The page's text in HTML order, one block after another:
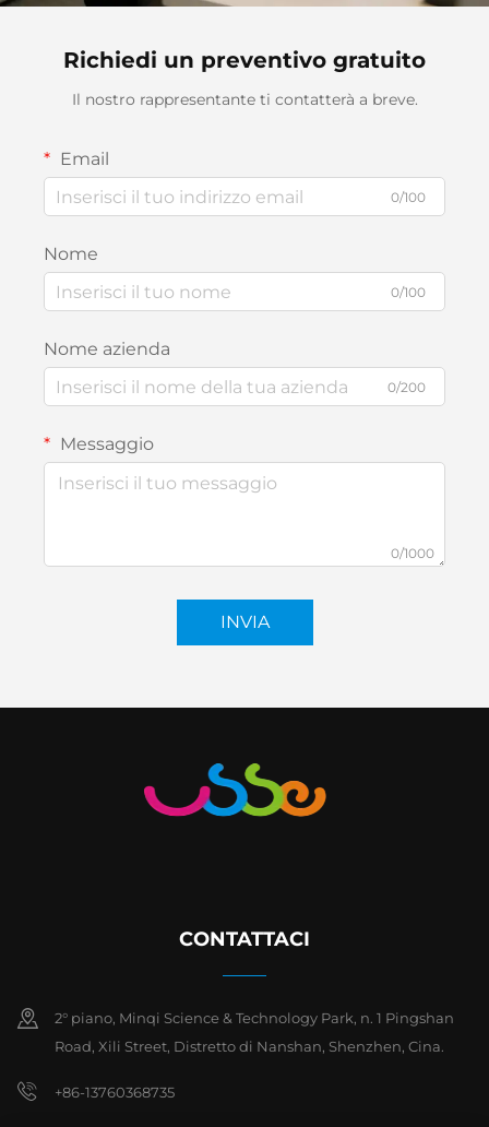
Richiedi un preventivo gratuito
Il nostro rappresentante ti contatterà a breve.
Email
0/100
Nome
0/100
Nome azienda
0/200
Messaggio
0/1000
INVIA
CONTATTACI
2° piano, Minqi Science & Technology Park, n. 1 Pingshan
Road, Xili Street, Distretto di Nanshan, Shenzhen, Cina.
+86-13760368735